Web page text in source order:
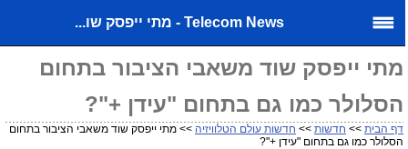
Telecom News - מתי ייפסק שו...
מתי ייפסק שוד משאבי הציבור בתחום
הסלולר כמו גם בתחום "עידן +"?
דף הבית>> חדשות>> חדשות עולם הטלוויזיה>> מתי ייפסק שוד משאבי הציבור בתחום
הסלולר כמו גם בתחום "עידן +"?